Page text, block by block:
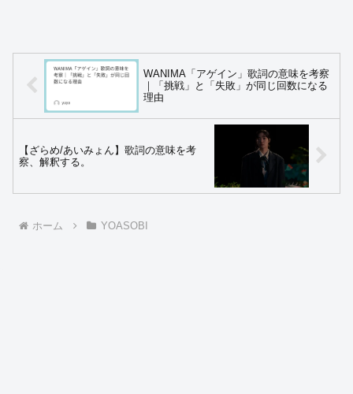
WANIMA「アゲイン」歌詞の意味を考察
｜「挑戦」と「失敗」が同じ回数になる
理由
【ざらめ/あいみょん】歌詞の意味を考
察、解釈する。
ホーム YOASOBI